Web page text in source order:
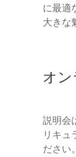
に最適
大きな
オン
説明会
リキュ
ださい。